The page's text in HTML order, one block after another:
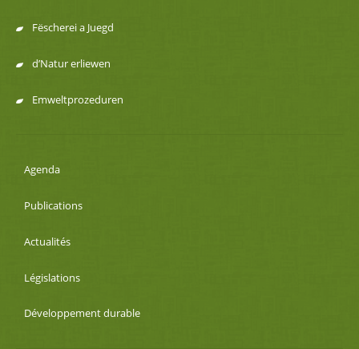
Fëscherei a Juegd
d’Natur erliewen
Emweltprozeduren
Agenda
Publications
Actualités
Législations
Développement durable